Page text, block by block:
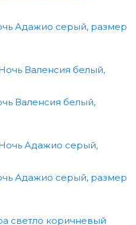
Адажио серый, размер
Валенсия белый,
Адажио серый, размер